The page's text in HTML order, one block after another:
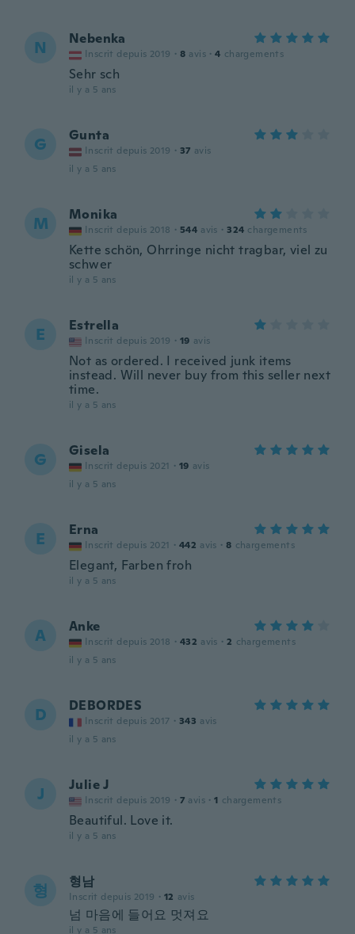
N Nebenka
Inscrit depuis 2019 · 8 avis · 4 chargements
Sehr sch
il y a 5 ans
G Gunta
Inscrit depuis 2019 · 37 avis
il y a 5 ans
M Monika
Inscrit depuis 2018 · 544 avis · 324 chargements
Kette schön, Ohrringe nicht tragbar, viel zu
schwer
il y a 5 ans
E Estrella
Inscrit depuis 2019 · 19 avis
Not as ordered. I received junk items
instead. Will never buy from this seller next
time.
il y a 5 ans
G Gisela
Inscrit depuis 2021 · 19 avis
il y a 5 ans
E Erna
Inscrit depuis 2021 · 442 avis · 8 chargements
Elegant, Farben froh
il y a 5 ans
A Anke
Inscrit depuis 2018 · 432 avis · 2 chargements
il y a 5 ans
D DEBORDES
Inscrit depuis 2017 · 343 avis
il y a 5 ans
J Julie J
Inscrit depuis 2019 · 7 avis · 1 chargements
Beautiful. Love it.
il y a 5 ans
형 형남
Inscrit depuis 2019 · 12 avis
넘 마음에 들어요 멋져요
il y a 5 ans